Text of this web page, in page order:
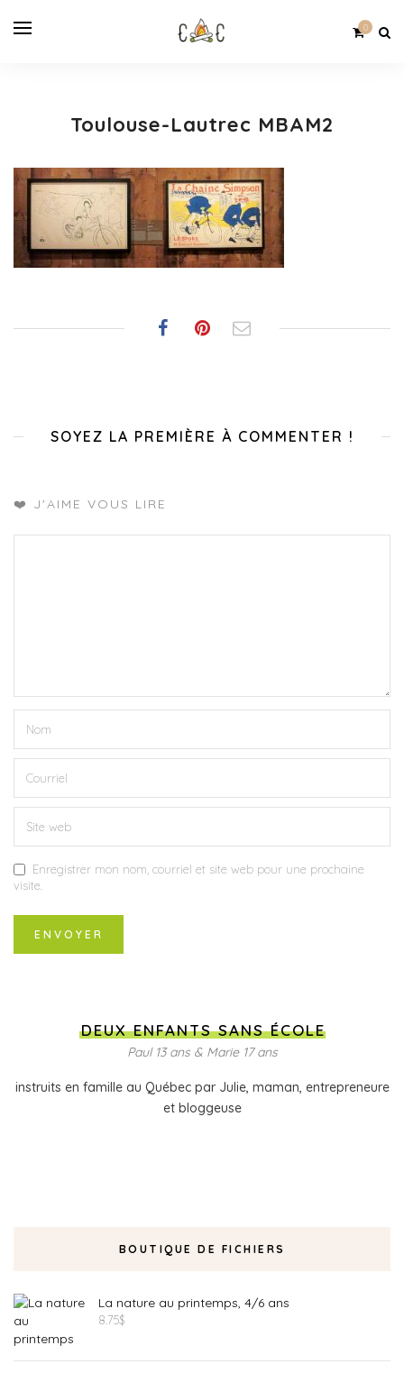
0
Toulouse-Lautrec MBAM2
SOYEZ LA PREMIÈRE À COMMENTER !
❤️ J'AIME VOUS LIRE
Enregistrer mon nom, courriel et site web pour une prochaine
visite.
DEUX ENFANTS SANS ÉCOLE
Paul 13 ans & Marie 17 ans
instruits en famille au Québec par Julie, maman, entrepreneure
et bloggeuse
BOUTIQUE DE FICHIERS
La nature au printemps, 4/6 ans
8.75$